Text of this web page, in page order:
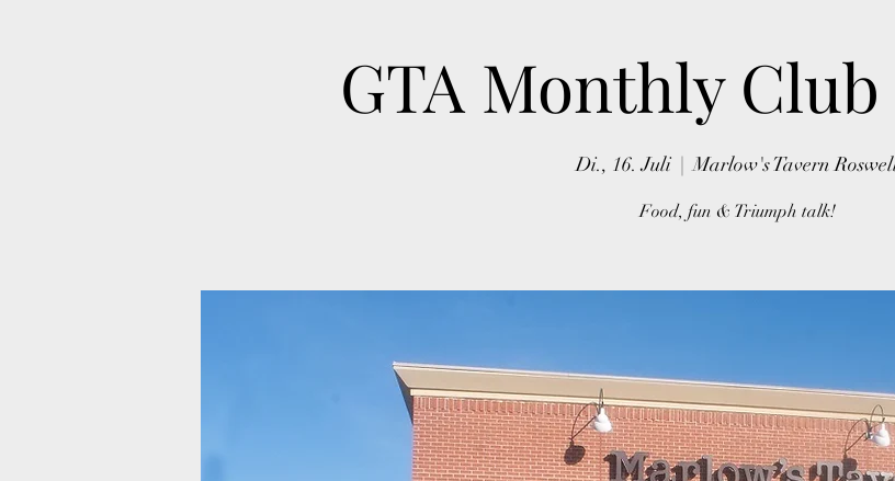
GTA Monthly
Di., 16. Juli
  |
Marlow's Tavern
Food, fun & Triumph talk!